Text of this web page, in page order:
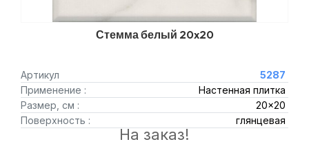
Стемма белый 20x20
Артикул
5287
Применение :
Настенная плитка
Размер, см :
20x20
Поверхность :
глянцевая
На заказ!